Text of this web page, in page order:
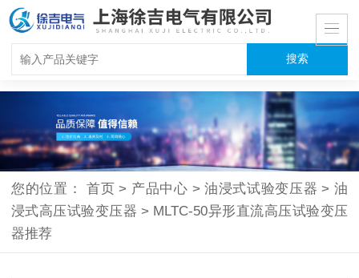
您的位置： 首页 > 产品中心 > 油浸式试验变压器 > 油
浸式高压试验变压器 > MLTC-50异形直流高压试验变压
器推荐